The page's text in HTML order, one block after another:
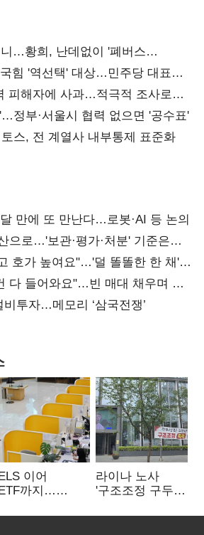
…황희, 난데없이 '폐버스
힘 '역선택' 대상…민주당 대표로
피해자에 사과…적극적 조사로
정부·서울시 협력 없으면 '공수표'
스, 전 계열사 내부통제 표준화
만에 또 만난다…로봇·AI 등 논의
으로…'보관·평가·처분' 기준은
호가 높여요"…'덜 똘똘한 한 채'
다 들어와요"…빈 매대 채우며 문
투자…메모리 ‘삼국전쟁’
이어
까지…
동 걸린 은행
라이나 노사
'구조조정 구두